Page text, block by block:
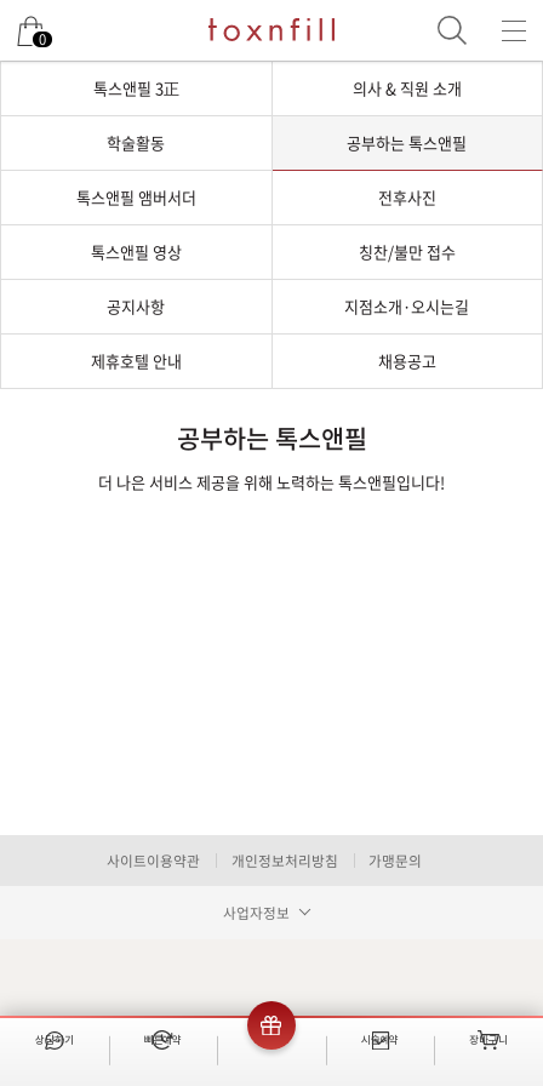
0
톡스앤필 3正 의사 & 직원 소개
학술활동 공부하는 톡스앤필
톡스앤필 앰버서더 전후사진
톡스앤필 영상 칭찬/불만 접수
공지사항 지점소개·오시는길
제휴호텔 안내 채용공고
공부하는 톡스앤필
더 나은 서비스 제공을 위해 노력하는 톡스앤필입니다!
사이트이용약관 개인정보처리방침 가맹문의
사업자정보
상담하기 빠른예약 이벤트 시술예약 장바구니